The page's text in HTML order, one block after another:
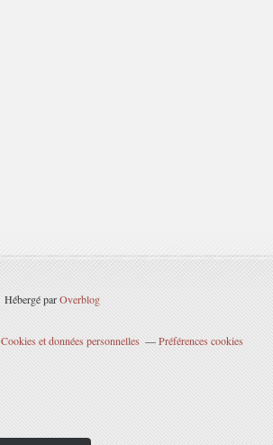
Hébergé parOverblog
Cookies et données personnelles Préférences cookies